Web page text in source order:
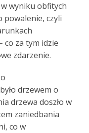
wyniku obfitych
powalenie, czyli
co za tym idzie
zdarzenie.
drzewem o
drzewa doszło w
zaniedbania
co w